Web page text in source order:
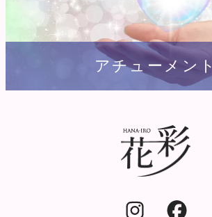
アチューメント